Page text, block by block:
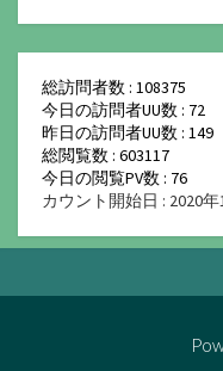
総訪問者数 : 108375
今日の訪問者UU数 : 72
昨日の訪問者UU数 : 149
総閲覧数 : 603117
今日の閲覧PV数 : 76
カウント開始日 : 2020年